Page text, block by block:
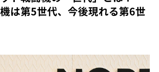
は第5世代、今後現れる第6世